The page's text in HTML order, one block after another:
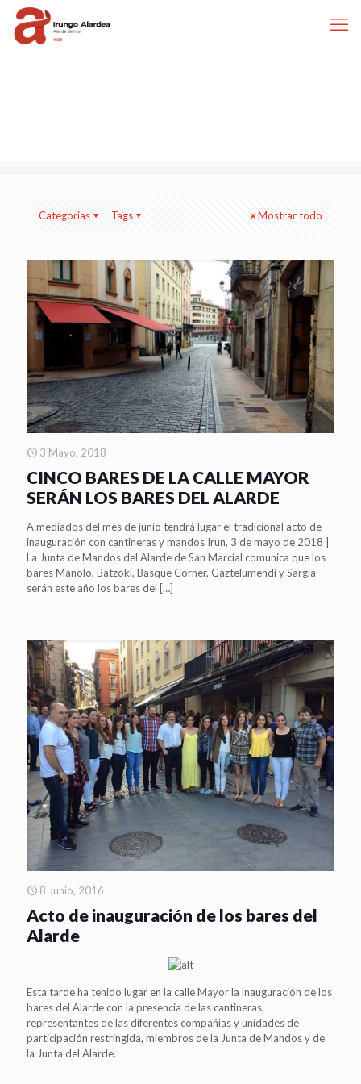
Categorias Tags Mostrar todo
3 Mayo, 2018
CINCO BARES DE LA CALLE MAYOR
SERÁN LOS BARES DEL ALARDE
A mediados del mes de junio tendrá lugar el tradicional acto de
inauguración con cantineras y mandos Irun, 3 de mayo de 2018 |
La Junta de Mandos del Alarde de San Marcial comunica que los
bares Manolo, Batzoki, Basque Corner, Gaztelumendi y Sargía
serán este año los bares del […]
8 Junio, 2016
Acto de inauguración de los bares del
Alarde
Esta tarde ha tenido lugar en la calle Mayor la inauguración de los
bares del Alarde con la presencia de las cantineras,
representantes de las diferentes compañías y unidades de
participación restringida, miembros de la Junta de Mandos y de
la Junta del Alarde.